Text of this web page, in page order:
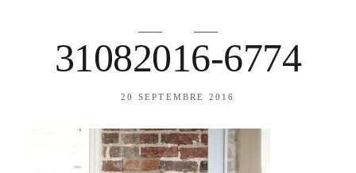
31082016-6774
20 SEPTEMBRE 2016